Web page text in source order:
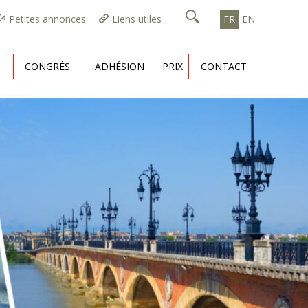
FR EN
Petites annonces Liens utiles
CONGRÈS ADHÉSION PRIX CONTACT